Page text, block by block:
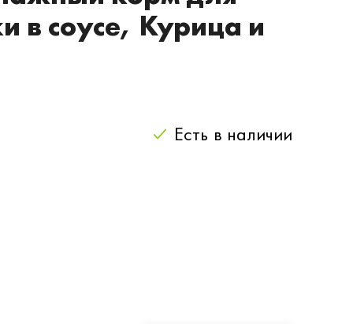
в соусе, Курица и
Есть в наличии